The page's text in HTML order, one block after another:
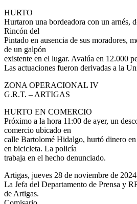
HURTO
Hurtaron una bordeadora con un arnés,
Rincón del
Pintado en ausencia de sus moradores,
de un galpón
existente en el lugar. Avalúa en 12.000
Las actuaciones fueron derivadas a la
ZONA OPERACIONAL IV
G.R.T. – ARTIGAS
HURTO EN COMERCIO
Próximo a la hora 11:00 de ayer, un
comercio ubicado en
calle Bartolomé Hidalgo, hurtó dinero
en bicicleta. La policía
trabaja en el hecho denunciado.
Artigas, jueves 28 de noviembre de
La Jefa del Departamento de Prensa y
de Artigas.